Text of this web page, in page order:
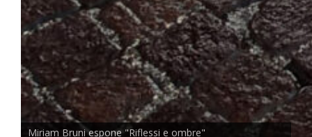
Miriam Bruni espone "Riflessi e ombre"